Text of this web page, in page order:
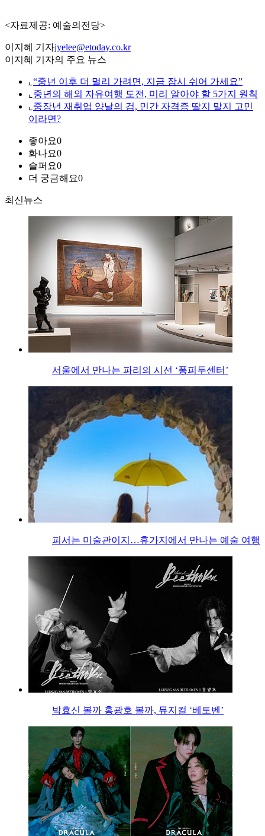
<자료제공: 예술의전당>
이지혜 기자jyelee@etoday.co.kr
이지혜 기자의 주요 뉴스
⌞ “중년 이후 더 멀리 가려면, 지금 잠시 쉬어 가세요”
⌞ 중년의 해외 자유여행 도전, 미리 알아야 할 5가지 원칙
⌞ 중장년 재취업 양날의 검, 민간 자격증 딸지 말지 고민
이라면?
좋아요0
화나요0
슬퍼요0
더 궁금해요0
최신뉴스
서울에서 만나는 파리의 시선 ‘퐁피두센터’
피서는 미술관이지…휴가지에서 만나는 예술 여행
박효신 볼까 홍광호 볼까, 뮤지컬 ‘베토벤’